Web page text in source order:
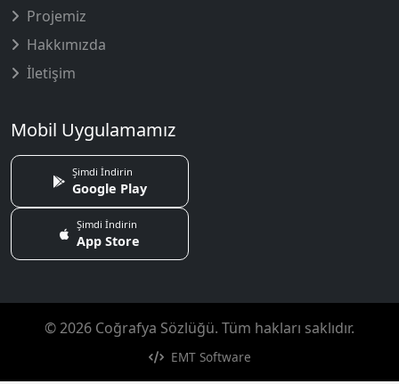
Projemiz
Hakkımızda
İletişim
Mobil Uygulamamız
Şimdi İndirin
Google Play
Şimdi İndirin
App Store
© 2026 Coğrafya Sözlüğü. Tüm hakları saklıdır.
EMT Software